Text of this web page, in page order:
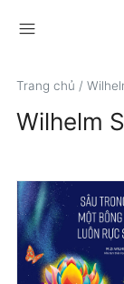
menu
Trang chủ /
Wilhelm